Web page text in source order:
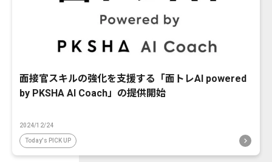
面接官スキルの強化を支援する「面トレAI powered
by PKSHA AI Coach」の提供開始
2024/12/24
Today's PICK UP